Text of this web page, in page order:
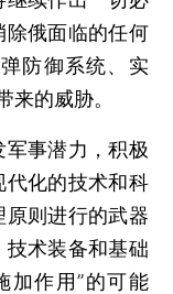
俄面临的任何
防御系统、实
来的威胁。
事潜力，积极
化的技术和科
则进行的武器
术装备和基础
加作用”的可能